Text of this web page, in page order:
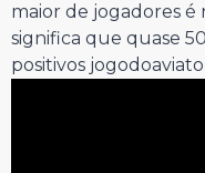
maior de jogadores é
significa que quase
positivos